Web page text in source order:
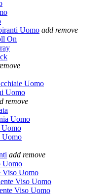
Uomo add remove
On
Uomo
Uomo
remove
Uomo
Uomo
Uomo
add remove
Uomo
Viso Uomo
Viso Uomo
Viso Uomo